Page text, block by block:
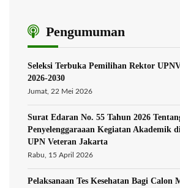
Pengumuman
Seleksi Terbuka Pemilihan Rektor
2026-2030
Jumat, 22 Mei 2026
Surat Edaran No. 55 Tahun 2026
Penyelenggaraaan Kegiatan Akademik
UPN Veteran Jakarta
Rabu, 15 April 2026
Pelaksanaan Tes Kesehatan Bagi Calon